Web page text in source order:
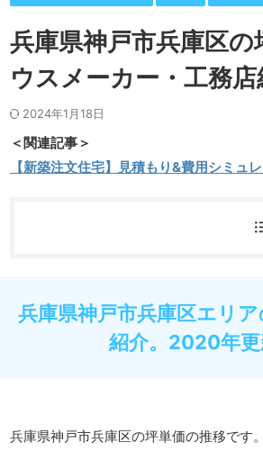
兵庫県神戸市兵庫区
ウスメーカー・工務店
2024年1月18日
＜関連記事＞
【新築注文住宅】見積もり&費用シミュ
兵庫県神戸市兵庫区エリ
紹介。2020年更
兵庫県神戸市兵庫区の坪単価の推移です